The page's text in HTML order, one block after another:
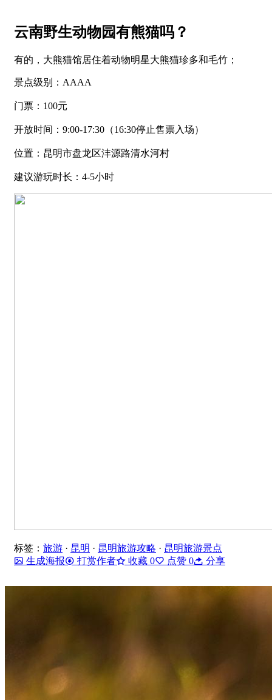
云南野生动物园有熊猫吗？
有的，大熊猫馆居住着动物明星大熊猫珍多和毛竹；
景点级别：AAAA
门票：100元
开放时间：9:00-17:30（16:30停止售票入场）
位置：昆明市盘龙区沣源路清水河村
建议游玩时长：4-5小时
标签： 旅游 · 昆明 · 昆明旅游攻略 · 昆明旅游景点
生成海报
打赏作者 收藏 0 点赞 0 分享